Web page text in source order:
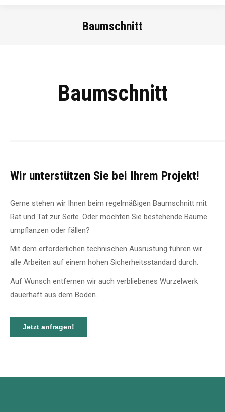
Baumschnitt
Baumschnitt
Wir unterstützen Sie bei Ihrem Projekt!
Gerne stehen wir Ihnen beim regelmäßigen Baumschnitt mit
Rat und Tat zur Seite. Oder möchten Sie bestehende Bäume
umpflanzen oder fällen?
Mit dem erforderlichen technischen Ausrüstung führen wir
alle Arbeiten auf einem hohen Sicherheitsstandard durch.
Auf Wunsch entfernen wir auch verbliebenes Wurzelwerk
dauerhaft aus dem Boden.
Jetzt anfragen!